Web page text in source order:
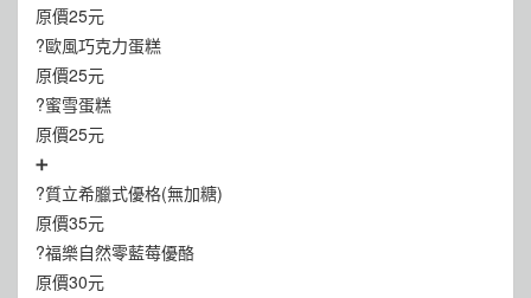
原價25元
?歐風巧克力蛋糕
原價25元
?蜜雪蛋糕
原價25元
➕
?質立希臘式優格(無加糖)
原價35元
?福樂自然零藍莓優酪
原價30元